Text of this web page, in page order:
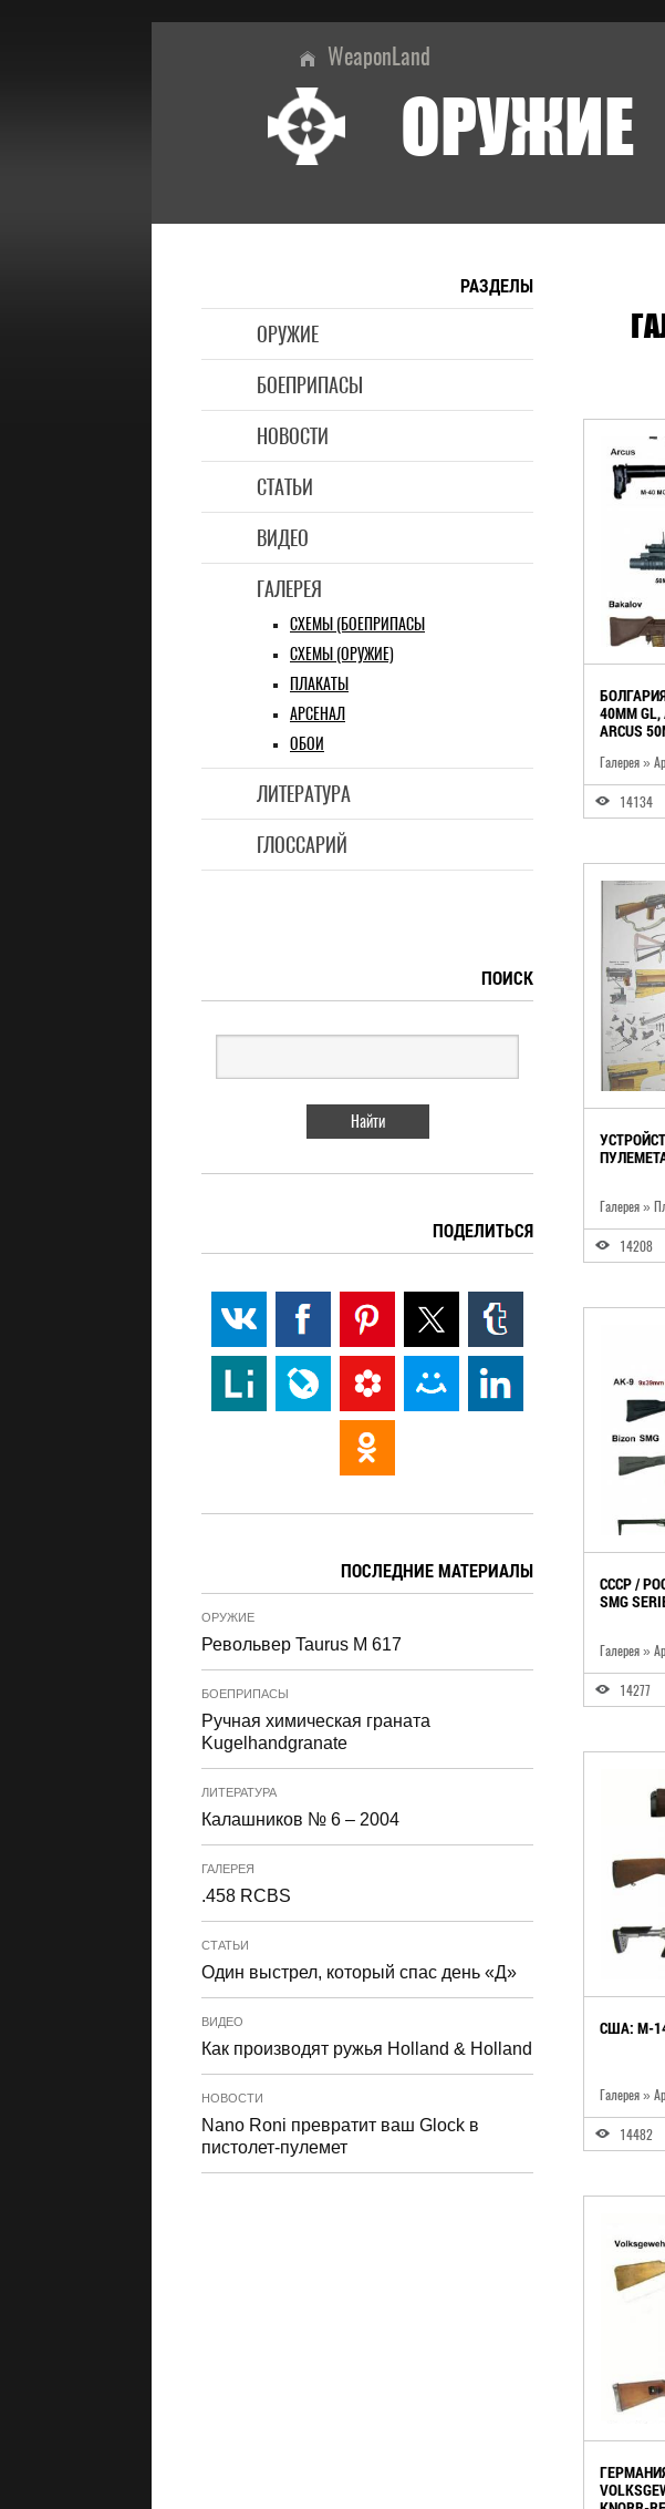
WeaponLand
РАЗДЕЛЫ
ОРУЖИЕ
БОЕПРИПАСЫ
НОВОСТИ
СТАТЬИ
ВИДЕО
ГАЛЕРЕЯ
СХЕМЫ (БОЕПРИПАСЫ
СХЕМЫ (ОРУЖИЕ)
ПЛАКАТЫ
АРСЕНАЛ
ОБОИ
ЛИТЕРАТУРА
ГЛОССАРИЙ
40MM GL,
ARCUS
Галерея »
14134
Галерея »
14208
СССР /
SMG
Галерея »
14277
США: M-
Галерея »
14482
ПОИСК
ПОДЕЛИТЬСЯ
ПОСЛЕДНИЕ МАТЕРИАЛЫ
ОРУЖИЕ
Револьвер Taurus M 617
БОЕПРИПАСЫ
Ручная химическая граната
Kugelhandgranate
ЛИТЕРАТУРА
Калашников № 6 – 2004
ГАЛЕРЕЯ
.458 RCBS
СТАТЬИ
Один выстрел, который спас день «Д»
ВИДЕО
Как производят ружья Holland & Holland
НОВОСТИ
Nano Roni превратит ваш Glock в
пистолет-пулемет